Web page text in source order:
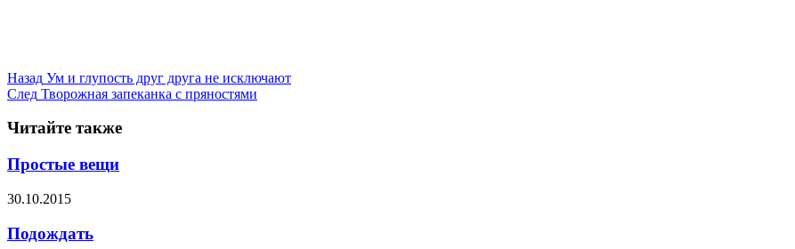
Назад Ум и глупость друг друга не исключают
След Творожная запеканка с пряностями
Читайте также
Простые вещи
30.10.2015
Подождать